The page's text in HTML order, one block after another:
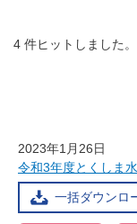
4 件ヒットしました。
2023年1月26日
令和3年度とくしま
一括ダウンロ